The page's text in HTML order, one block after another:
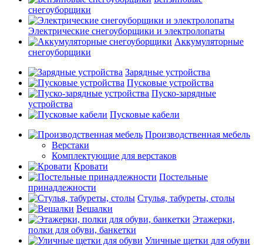
снегоуборщики
Электрические снегоуборщики и электролопаты
Аккумуляторные
снегоуборщики
Зарядные устройства
Пусковые устройства
Пуско-зарядные
устройства
Пусковые кабели
Производственная мебель
Верстаки
Комплектующие для верстаков
Кровати
Постельные
принадлежности
Стулья, табуреты, столы
Вешалки
Этажерки,
полки для обуви, банкетки
Уличные щетки для обуви